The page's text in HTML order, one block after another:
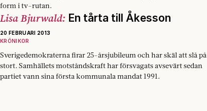
form i tv-rutan.
Lisa Bjurwald: En tårta till Åkesson
20 FEBRUARI 2013
KRÖNIKOR
Sverigedemokraterna firar 25-årsjubileum och har skäl att slå på
stort. Samhällets motståndskraft har försvagats avsevärt sedan
partiet vann sina första kommunala mandat 1991.